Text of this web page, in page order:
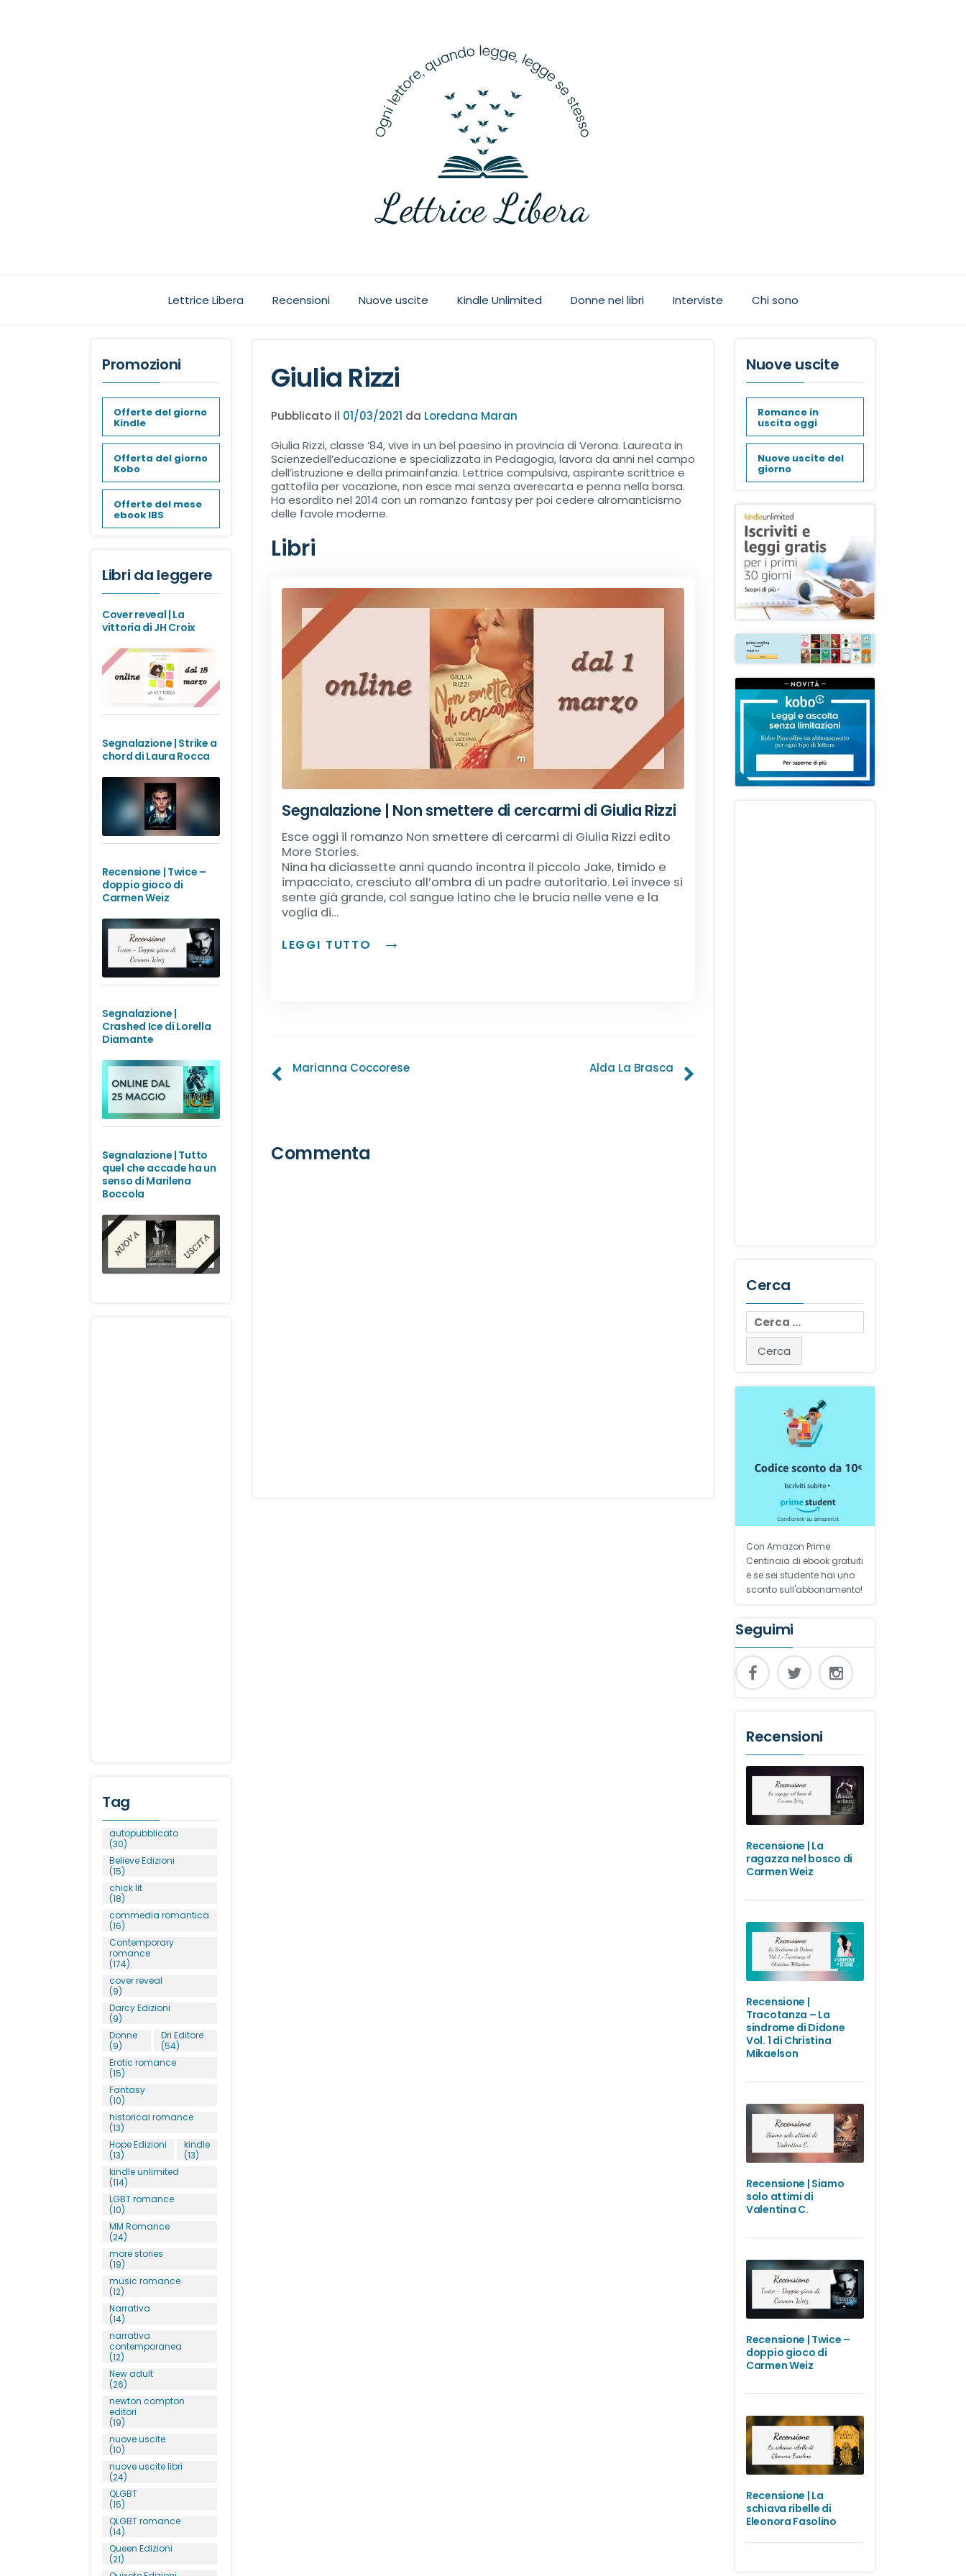
Lettrice Libera Recensioni Nuove uscite Kindle Unlimited Donne nei libri Interviste Chi sono
Giulia Rizzi
Pubblicato il 01/03/2021 da Loredana Maran
Giulia Rizzi, classe ’84, vive in un bel paesino in provincia di Verona. Laureata in
Scienzedell’educazione e specializzata in Pedagogia, lavora da anni nel campo
dell’istruzione e della primainfanzia. Lettrice compulsiva, aspirante scrittrice e
gattofila per vocazione, non esce mai senza averecarta e penna nella borsa.
Ha esordito nel 2014 con un romanzo fantasy per poi cedere alromanticismo
delle favole moderne.
Libri
Segnalazione | Non smettere di cercarmi di Giulia Rizzi
Esce oggi il romanzo Non smettere di cercarmi di Giulia Rizzi edito
More Stories.
Nina ha diciassette anni quando incontra il piccolo Jake, timido e
impacciato, cresciuto all’ombra di un padre autoritario. Lei invece si
sente già grande, col sangue latino che le brucia nelle vene e la
voglia di…
LEGGI TUTTO
Navigazione
Marianna Coccorese Alda La Brasca
Commenta
Promozioni
Offerte del giorno
Kindle
Offerta del giorno
Kobo
Offerte del mese
ebook IBS
Libri da leggere
Cover reveal | La
vittoria di JH Croix
Segnalazione | Strike a
chord di Laura Rocca
Recensione | Twice –
doppio gioco di
Carmen Weiz
Segnalazione |
Crashed Ice di Lorella
Diamante
Segnalazione | Tutto
quel che accade ha un
senso di Marilena
Boccola
Tag
autopubblicato
(30)
Believe Edizioni
(15)
chick lit
(18)
commedia romantica
(16)
Contemporary
romance
(174)
cover reveal
(9)
Darcy Edizioni
(9)
Donne
(9)
Dri Editore
(54)
Erotic romance
(15)
Fantasy
(10)
historical romance
(13)
Hope Edizioni
(13)
kindle
(13)
kindle unlimited
(114)
LGBT romance
(10)
MM Romance
(24)
more stories
(19)
music romance
(12)
Narrativa
(14)
narrativa
contemporanea
(12)
New adult
(26)
newton compton
editori
(19)
nuove uscite
(10)
nuove uscite libri
(24)
QLGBT
(15)
QLGBT romance
(14)
Queen Edizioni
(21)
Nuove uscite
Romance in
uscita oggi
Nuove uscite del
giorno
Cerca
Ricerca
per:
Con Amazon Prime
Centinaia di ebook gratuiti
e se sei studente hai uno
sconto sull'abbonamento!
Seguimi
Recensioni
Recensione | La
ragazza nel bosco di
Carmen Weiz
Recensione |
Tracotanza – La
sindrome di Didone
Vol. 1 di Christina
Mikaelson
Recensione | Siamo
solo attimi di
Valentina C.
Recensione | Twice –
doppio gioco di
Carmen Weiz
Recensione | La
schiava ribelle di
Eleonora Fasolino